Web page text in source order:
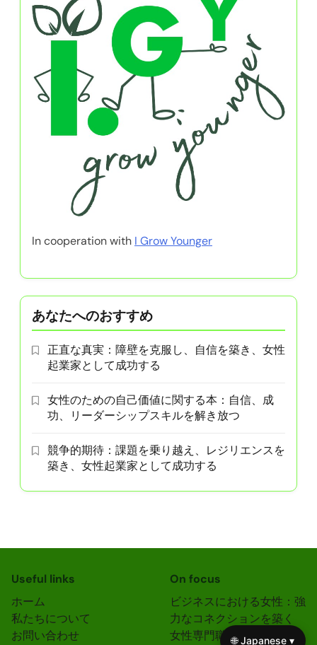
In cooperation with I Grow Younger
あなたへのおすすめ
正直な真実：障壁を克服し、自信を築き、女性
起業家として成功する
女性のための自己価値に関する本：自信、成
功、リーダーシップスキルを解き放つ
競争的期待：課題を乗り越え、レジリエンスを
築き、女性起業家として成功する
Useful links
ホーム
私たちについて
お問い合わせ
On focus
ビジネスにおける女性：強
力なコネクションを築く
女性専門職のためのオンラ
🌐 Japanese ▾